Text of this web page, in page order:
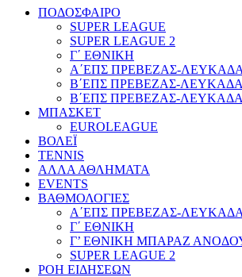
ΠΟΔΟΣΦΑΙΡΟ
SUPER LEAGUE
SUPER LEAGUE 2
Γ΄ ΕΘΝΙΚΗ
Α΄ΕΠΣ ΠΡΕΒΕΖΑΣ-
Β΄ΕΠΣ ΠΡΕΒΕΖΑΣ-
Β΄ΕΠΣ ΠΡΕΒΕΖΑΣ-
ΜΠΑΣΚΕΤ
EUROLEAGUE
ΒΟΛΕΪ
TENNIS
ΑΛΛΑ ΑΘΛΗΜΑΤΑ
EVENTS
ΒΑΘΜΟΛΟΓΙΕΣ
Α΄ΕΠΣ ΠΡΕΒΕΖΑΣ-
Γ΄ ΕΘΝΙΚΗ
Γ’ ΕΘΝΙΚΗ ΜΠΑΡΑΖ
SUPER LEAGUE 2
ΡΟΗ ΕΙΔΗΣΕΩΝ